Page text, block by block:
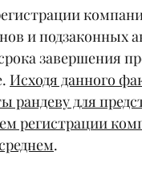
и подзаконных
завершения
Исходя данного
рандеву для
регистрации
.